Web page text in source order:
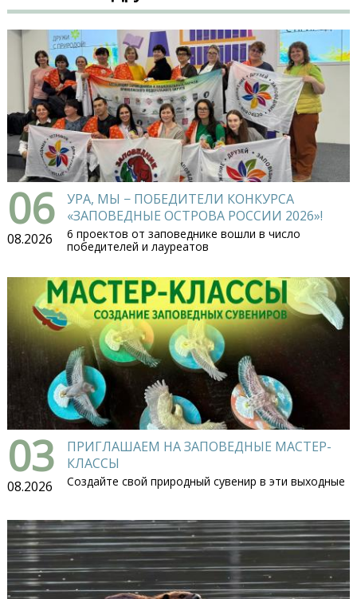
06
08.2026
УРА, МЫ − ПОБЕДИТЕЛИ КОНКУРСА
«ЗАПОВЕДНЫЕ ОСТРОВА РОССИИ 2026»!
6 проектов от заповеднике вошли в число
победителей и лауреатов
03
08.2026
ПРИГЛАШАЕМ НА ЗАПОВЕДНЫЕ МАСТЕР-
КЛАССЫ
Создайте свой природный сувенир в эти выходные